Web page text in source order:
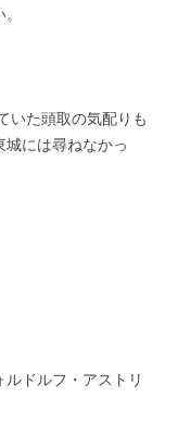
いた頭取の気配りも
には尋ねなかっ
ドルフ・アストリ